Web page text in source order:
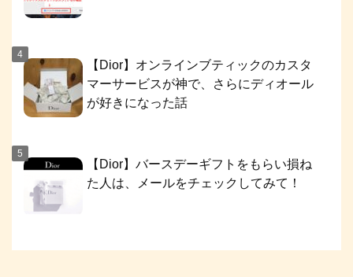
【Dior】オンラインブティックのカスタ
マーサービスが神で、さらにディオール
が好きになった話
【Dior】バースデーギフトをもらい損ね
た人は、メールをチェックしてみて！